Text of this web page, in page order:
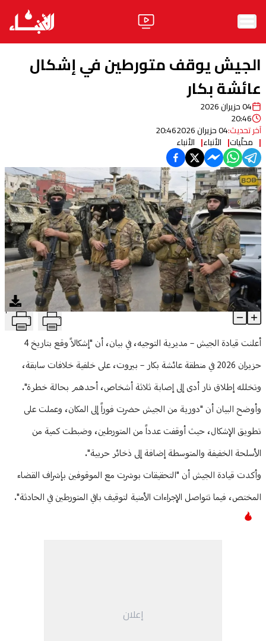
الرئيسية
الأخبار
ثقافة ومجتمع
منوعات
آراء
فيديو
مواقف
وليد جنبلاطالحزب
ابحث
الجيش يوقف متورطين في إشكال
عائشة بكار
04 حزيران 2026
20:46
آخر تحديث:04 حزيران 2026 20:46
محلّيات الأنباء الأنباء
الجيش يوقف متورطين في إشكال عائشة بكار T
Article Content
أعلنت قيادة الجيش – مديرية التوجيه، في بيان، أن "إشكالاً وقع بتاريخ 4
حزيران 2026 في منطقة عائشة بكار – بيروت، على خلفية خلافات سابقة،
وتخلله إطلاق نار أدى إلى إصابة ثلاثة أشخاص، أحدهم بحالة خطرة".
وأوضح البيان أن "دورية من الجيش حضرت فوراً إلى المكان، وعملت على
تطويق الإشكال، حيث أوقفت عدداً من المتورطين، وضبطت كمية من
الأسلحة الخفيفة والمتوسطة إضافة إلى ذخائر حربية".
وأكدت قيادة الجيش أن "التحقيقات بوشرت مع الموقوفين بإشراف القضاء
المختص، فيما تتواصل الإجراءات الأمنية لتوقيف باقي المتورطين في الحادثة".
إعلان